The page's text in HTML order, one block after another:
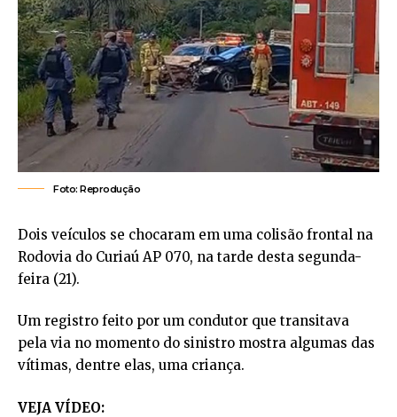
Foto: Reprodução
Dois veículos se chocaram em uma colisão frontal na
Rodovia do Curiaú AP 070, na tarde desta segunda-
feira (21).
Um registro feito por um condutor que transitava
pela via no momento do sinistro mostra algumas das
vítimas, dentre elas, uma criança.
VEJA VÍDEO: